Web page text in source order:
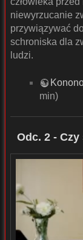
niewyrzucanie
przywiązywać
schroniska dla
ludzi.
min)
Odc. 2 - Czy